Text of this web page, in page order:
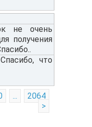
не очень
получения
что
...
2064
>